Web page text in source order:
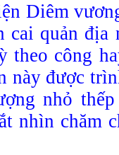
Diêm
cai quản địa
theo công
này được
nhỏ
nhìn chăm